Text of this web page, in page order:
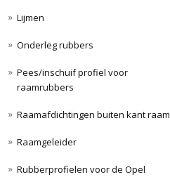
Lijmen
Onderleg rubbers
Pees/inschuif profiel voor
raamrubbers
Raamafdichtingen buiten kant raam
Raamgeleider
Rubberprofielen voor de Opel